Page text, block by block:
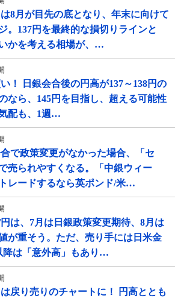
は8月が目先の底となり、年末に向けて
。137円を最終的な損切りラインと
かを考える相場が、…
！ 日銀会合後の円高が137～138円の
なら、145円を目指し、超える可能性
配も、1週…
で政策変更がなかった場合、「セ
売られやすくなる。「中銀ウィー
レードするなら英ポンド/米…
円は、7月は日銀政策変更期待、8月は
が重そう。ただ、売り手には日米金
降は「意外高」もあり…
戻り売りのチャートに！ 円高ととも